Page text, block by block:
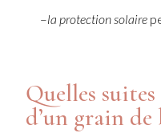
–la protection solaire
Quelles
d’un grain de